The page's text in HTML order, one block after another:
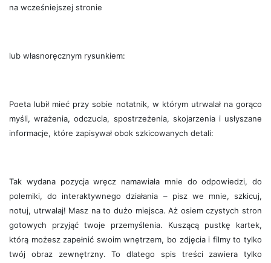
na wcześniejszej stronie
lub własnoręcznym rysunkiem:
Poeta lubił mieć przy sobie notatnik, w którym utrwalał na gorąco
myśli, wrażenia, odczucia, spostrzeżenia, skojarzenia i usłyszane
informacje, które zapisywał obok szkicowanych detali:
Tak wydana pozycja wręcz namawiała mnie do odpowiedzi, do
polemiki, do interaktywnego działania – pisz we mnie, szkicuj,
notuj, utrwalaj! Masz na to dużo miejsca. Aż osiem czystych stron
gotowych przyjąć twoje przemyślenia. Kuszącą pustkę kartek,
którą możesz zapełnić swoim wnętrzem, bo zdjęcia i filmy to tylko
twój obraz zewnętrzny. To dlatego spis treści zawiera tylko